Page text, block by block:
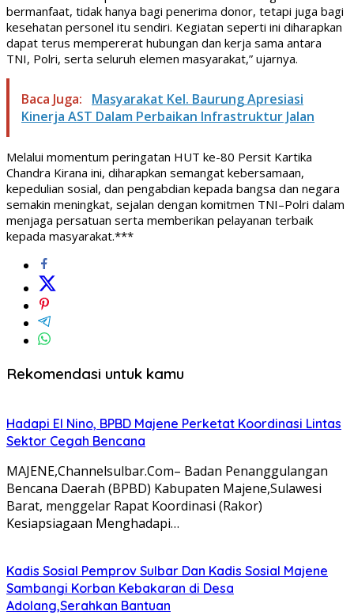
bermanfaat, tidak hanya bagi penerima donor, tetapi juga bagi
kesehatan personel itu sendiri. Kegiatan seperti ini diharapkan
dapat terus mempererat hubungan dan kerja sama antara
TNI, Polri, serta seluruh elemen masyarakat,” ujarnya.
Baca Juga:
Masyarakat Kel. Baurung Apresiasi
Kinerja AST Dalam Perbaikan Infrastruktur Jalan
Melalui momentum peringatan HUT ke-80 Persit Kartika
Chandra Kirana ini, diharapkan semangat kebersamaan,
kepedulian sosial, dan pengabdian kepada bangsa dan negara
semakin meningkat, sejalan dengan komitmen TNI–Polri dalam
menjaga persatuan serta memberikan pelayanan terbaik
kepada masyarakat.***
Rekomendasi untuk kamu
Hadapi El Nino, BPBD Majene Perketat Koordinasi Lintas
Sektor Cegah Bencana
MAJENE,Channelsulbar.Com– Badan Penanggulangan
Bencana Daerah (BPBD) Kabupaten Majene,Sulawesi
Barat, menggelar Rapat Koordinasi (Rakor)
Kesiapsiagaan Menghadapi…
Kadis Sosial Pemprov Sulbar Dan Kadis Sosial Majene
Sambangi Korban Kebakaran di Desa
Adolang,Serahkan Bantuan